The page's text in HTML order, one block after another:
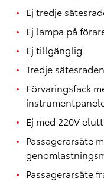
Ej tredje
Ej lampa på
Ej tillgänglig
Tredje
Förvaringsfack
Ej med 220V
Passagerarsäte
Passagerarsäte